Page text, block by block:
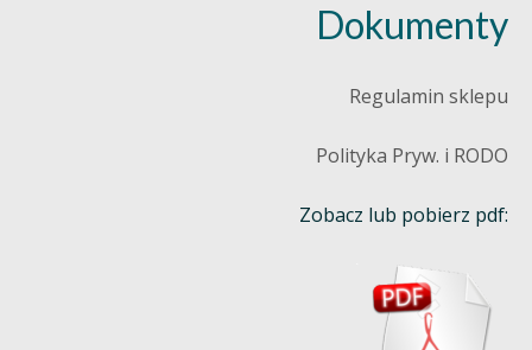
Dokumenty
Regulamin sklepu
Polityka Pryw. i RODO
Zobacz lub pobierz pdf: